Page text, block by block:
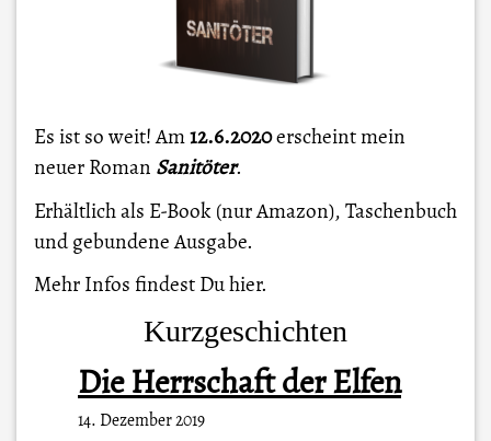
Es ist so weit! Am12.6.2020erscheint mein
neuer Roman Sanitöter.
Erhältlich als E-Book (nur Amazon), Taschenbuch
und gebundene Ausgabe.
Mehr Infos findest Duhier.
Kurzgeschichten
Die Herrschaft der Elfen
14. Dezember 2019